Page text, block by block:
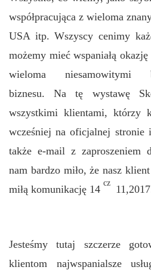
współpracująca z wieloma
USA itp. Wszyscy cenimy
możemy mieć wspaniałą
wieloma niesamowitymi
biznesu. Na tę wystawę
wszystkimi klientami, którzy
wcześniej na oficjalnej stronie
także e-mail z zaproszeniem
nam bardzo miło, że nasz
miłą komunikację 14
cz
Jesteśmy tutaj szczerze
klientom najwspanialsze